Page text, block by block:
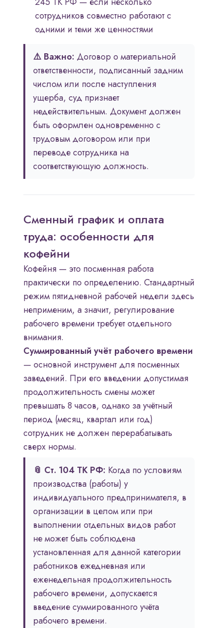
сотрудников совместно работают с
одними и теми же ценностями
⚠️ Важно: Договор о материальной
ответственности, подписанный задним
числом или после наступления
ущерба, суд признает
недействительным. Документ должен
быть оформлен одновременно с
трудовым договором или при
переводе сотрудника на
соответствующую должность.
Сменный график и оплата
труда: особенности для
кофейни
Кофейня — это посменная работа
практически по определению. Стандартный
режим пятидневной рабочей недели здесь
неприменим, а значит, регулирование
рабочего времени требует отдельного
внимания.
Суммированный учёт рабочего времени
— основной инструмент для посменных
заведений. При его введении допустимая
продолжительность смены может
превышать 8 часов, однако за учётный
период (месяц, квартал или год)
сотрудник не должен перерабатывать
сверх нормы.
📎 Ст. 104 ТК РФ: Когда по условиям
производства (работы) у
индивидуального предпринимателя, в
организации в целом или при
выполнении отдельных видов работ
не может быть соблюдена
установленная для данной категории
работников ежедневная или
еженедельная продолжительность
рабочего времени, допускается
введение суммированного учёта
рабочего времени.